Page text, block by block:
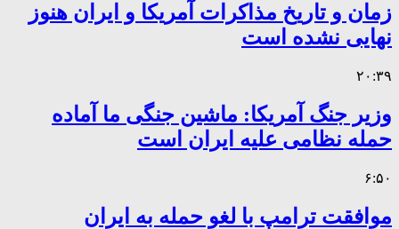
زمان و تاریخ مذاکرات آمریکا و ایران هنوز
نهایی نشده است
۲۰:۳۹
وزیر جنگ آمریکا: ماشین جنگی ما آماده
حمله نظامی علیه ایران است
۶:۵۰
موافقت ترامپ با لغو حمله به ایران